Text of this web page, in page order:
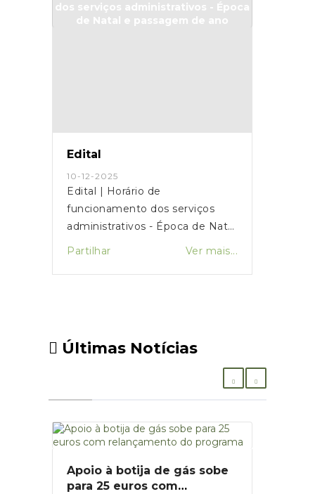
Edital
10-12-2025
Edital | Horário de
funcionamento dos serviços
administrativos - Época de Natal
Partilhar Ver mais...
Últimas Notícias
Apoio à botija de gás sobe
para 25 euros com